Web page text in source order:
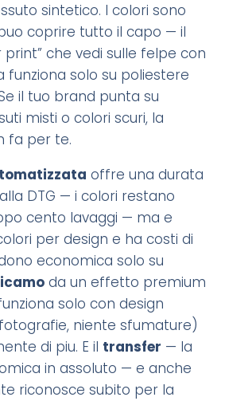
sintetico. I colori sono
coprire tutto il capo — il
che vedi sulle felpe con
funziona solo su poliestere
il tuo brand punta su
misti o colori scuri, la
fa per te.
offre una durata
DTG — i colori restano
cento lavaggi — ma e
per design e ha costi di
economica solo su
da un effetto premium
solo con design
niente sfumature)
di piu. E il transfer — la
in assoluto — e anche
riconosce subito per la